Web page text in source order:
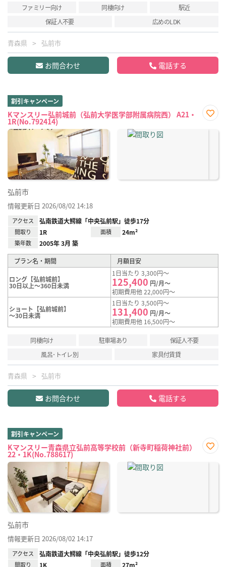
ファミリー向け 同棲向け
駅近
保証人不要
広めのLDK
青森県 弘前市
お問合わせ 電話する
割引キャンペーン
Kマンスリー弘前城前（弘前大学医学部附属病院西） A21・
1R(No.792414)
に入
弘前市
情報更新日 2026/08/02 14:18
アクセス 弘南鉄道大鰐線「中央弘前駅」徒歩17分
間取り 1R 面積 24m²
築年数 2005年 3月 築
プラン名・期間 月額目安
ロング【弘前城前】
30日以上～360日未満
1日当たり 3,300円～
125,400 円/月～
初期費用他 22,000円～
ショート【弘前城前】
～30日未満
1日当たり 3,500円～
131,400 円/月～
初期費用他 16,500円～
同棲向け 駐車場あり
保証人不要
風呂･トイレ別
家具付賃貸
青森県 弘前市
お問合わせ 電話する
割引キャンペーン
Kマンスリー青森県立弘前高等学校前（新寺町稲荷神社前）
22・1K(No.788617)
に入
弘前市
情報更新日 2026/08/02 14:17
アクセス 弘南鉄道大鰐線「中央弘前駅」徒歩12分
間取り 1K 面積 27m²